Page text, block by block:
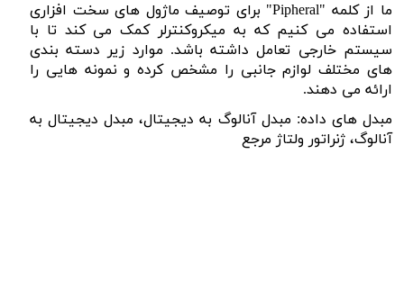
ما از کلمه "Pipheral" برای توصیف ماژول های سخت افزاری
استفاده می کنیم که به میکروکنترلر کمک می کند تا با
سیستم خارجی تعامل داشته باشد. موارد زیر دسته بندی
های مختلف لوازم جانبی را مشخص کرده و نمونه هایی را
ارائه می دهند.
مبدل های داده: مبدل آنالوگ به دیجیتال، مبدل دیجیتال به
آنالوگ، ژنراتور ولتاژ مرجع